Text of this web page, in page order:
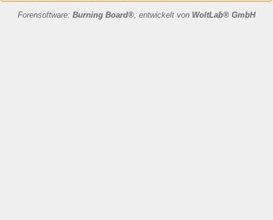
Forensoftware: Burning Board®, entwickelt von WoltLab® GmbH